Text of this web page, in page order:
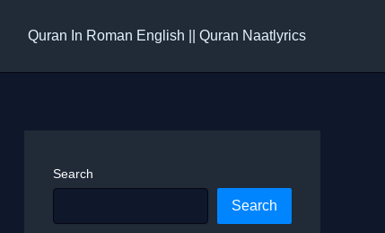
Quran In Roman English || Quran Naatlyrics
Search
Search